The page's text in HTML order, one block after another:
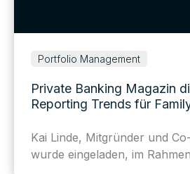
Portfolio Management
Private Banking Magazin
Reporting Trends für
Kai Linde, Mitgründer und
wurde eingeladen, im